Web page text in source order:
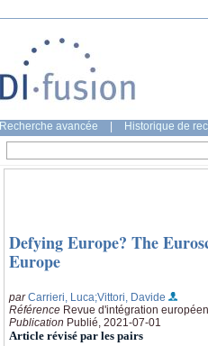
Recherche avancée Historique de
Defying Europe? The
Europe
parCarrieri, Luca;Vittori, Davide
Référence Revue d'intégration
Publication Publié, 2021-07-01
Article révisé par les pairs